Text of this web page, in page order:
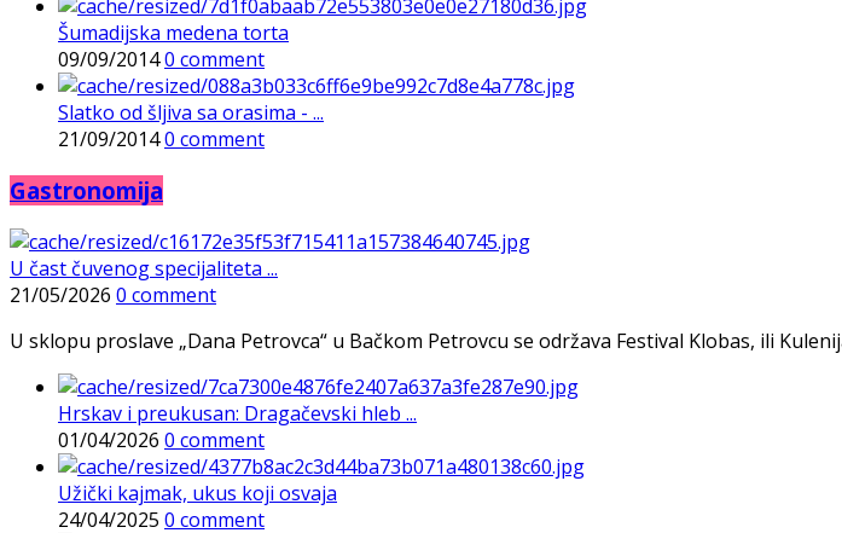
Šumadijska medena torta
09/09/20140 comment
Slatko od šljiva sa orasima - ...
21/09/20140 comment
Gastronomija
U čast čuvenog specijaliteta ...
21/05/2026 0 comment
U sklopu proslave „Dana Petrovca“ u Bačkom Petrovcu se održava Festival Klobas, ili
Hrskav i preukusan: Dragačevski hleb ...
01/04/2026 0 comment
Užički kajmak, ukus koji osvaja
24/04/2025 0 comment